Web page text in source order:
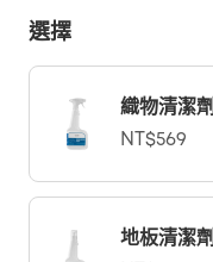
選擇
織物清潔劑
NT$569
地板清潔劑